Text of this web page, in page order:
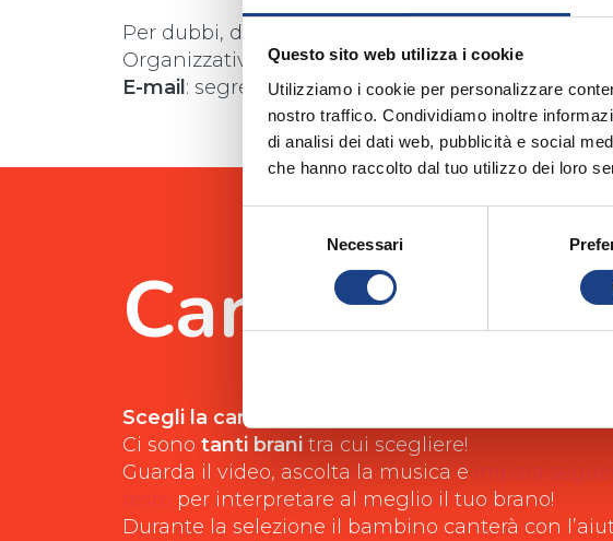
Questo sito web utilizza i cookie
Utilizziamo i cookie per personalizzare
nostro traffico. Condividiamo inoltre
di analisi dei dati web, pubblicità e social
che hanno raccolto dal tuo utilizzo dei loro
Necessari
Per dubbi, difficoltà e informazioni contatta via
Organizzativa
E-mail : segreteria@antoniano.it
Canzoni
Scegli la canzone da cantare alle selezioni!
Ci sono tanti brani tra cui scegliere!
Guarda il video, ascolta la musica e impara
testo per interpretare al meglio il tuo brano!
Durante la selezione il bambino canterà con